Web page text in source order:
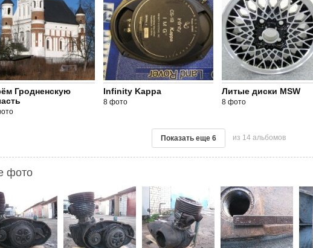
Гродненскую
Infinity Kappa
8 фото
Литые диски MSW
8 фото
Показать еще 6 из 14 альбомов
фото